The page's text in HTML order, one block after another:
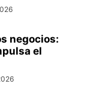
negocios:
el